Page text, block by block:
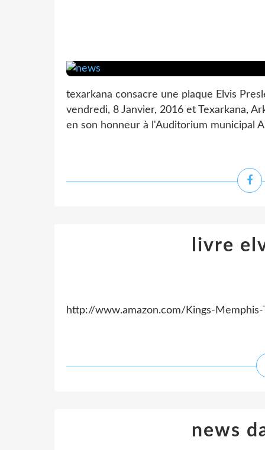
texarkana consacre une plaque Elvis
vendredi, 8 Janvier, 2016 et Texarkana,
en son honneur à l'Auditorium municipal
livre
http://www.amazon.com/Kings-
news